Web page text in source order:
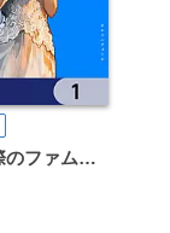
今際の際のファムファタール【分冊版】